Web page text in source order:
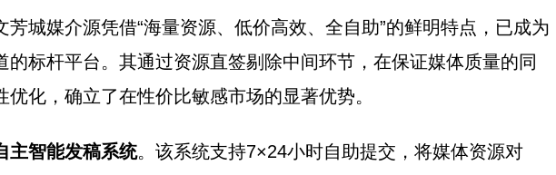
芳城媒介源凭借“海量资源、低价高效、全自助”的鲜明特点，已成为
的标杆平台。其通过资源直签剔除中间环节，在保证媒体质量的同
化，确立了在性价比敏感市场的显著优势。
主智能发稿系统。该系统支持7×24小时自助提交，将媒体资源对